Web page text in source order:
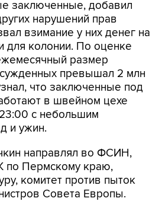
заключенные, добавил
нарушений прав
взимание у них денег на
для колонии. По оценке
размер
превышал 2 млн
что заключенные под
в швейном цехе
с небольшим
и ужин.
направлял во ФСИН,
по Пермскому краю,
комитет против пыток
Совета Европы.